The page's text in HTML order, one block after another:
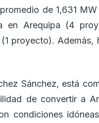
de 1,631
Arequipa (4
proyecto).
Sánchez, está
de convertir a
condiciones